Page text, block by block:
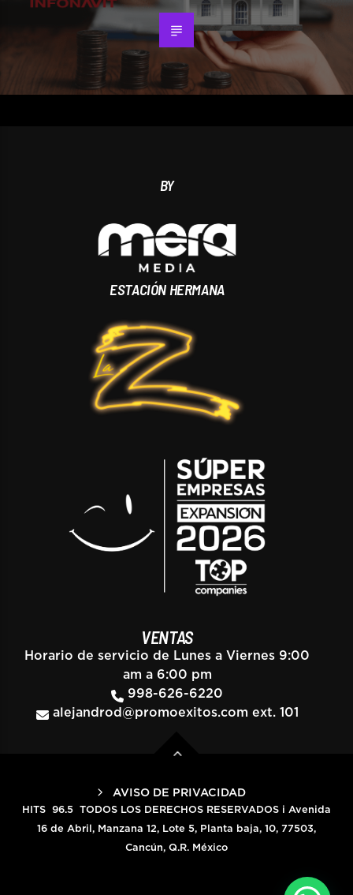
BY
ESTACIÓN HERMANA
VENTAS
Horario de servicio de Lunes a Viernes 9:00
am a 6:00 pm
998-626-6220
alejandrod@promoexitos.com ext. 101
AVISO DE PRIVACIDAD
HITS 96.5 TODOS LOS DERECHOS RESERVADOS i Avenida
16 de Abril, Manzana 12, Lote 5, Planta baja, 10, 77503,
Cancún, Q.R. México